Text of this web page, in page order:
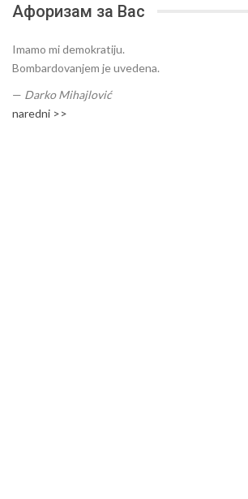
Афоризам за Вас
Imamo mi demokratiju.
Bombardovanjem je uvedena.
— Darko Mihajlović
naredni >>